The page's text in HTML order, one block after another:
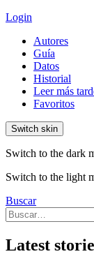
Login
Autores
Guía
Datos
Historial
Leer más
Favoritos
Switch skin
Switch to the dark
Switch to the light
Buscar
Search
for:
Latest